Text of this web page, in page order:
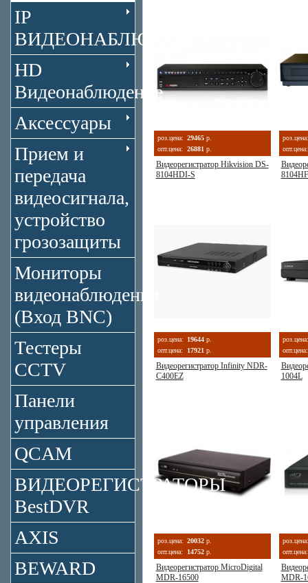
IP
ВИДЕОНАБЛЮДЕНИЕ
HD
Видеонаблюдение
Аксессуары
Прием и
передача
видеосигнала,
устройство
грозозащиты
Мониторы
видеонаблюдения
(Вход BNC)
Тестеры
CCTV
Панели
управления
QCAM
ВИДЕОРЕГИСТРАТОРЫ
BestDVR
AXIS
BEWARD
роз.цена: 29465 р.
опт.цена:
26881 р.
Видеорегистратор Hikvision DS-
8104HDI-S
роз.цена:
опт.цена:
роз.цена: 19644 р.
опт.цена:
17921 р.
Видеорегистратор Infinity NDR-
C400EZ
роз.цена:
опт.цена:
1004L
роз.цена: 20032 р.
опт.цена:
14752 р.
Видеорегистратор MicroDigital
MDR-16500
роз.цена:
опт.цена:
MDR-